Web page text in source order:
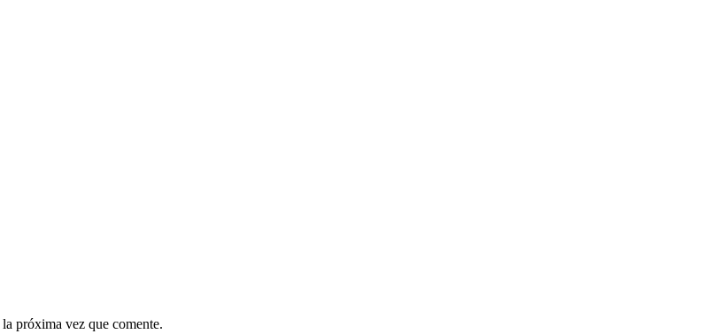
próxima vez que comente.